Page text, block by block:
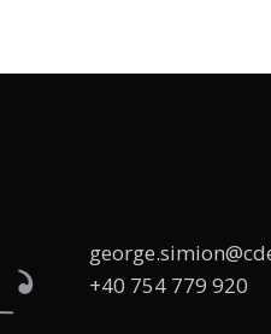
+40 754 779 920